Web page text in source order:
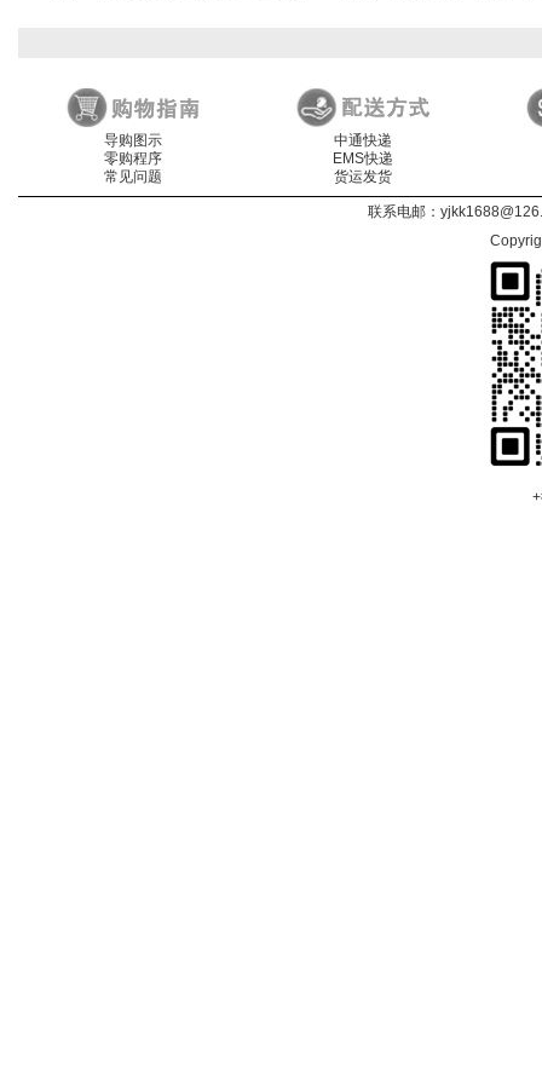
导购图示
零购程序
常见问题
中通快递
EMS快递
货运发货
联系电邮：